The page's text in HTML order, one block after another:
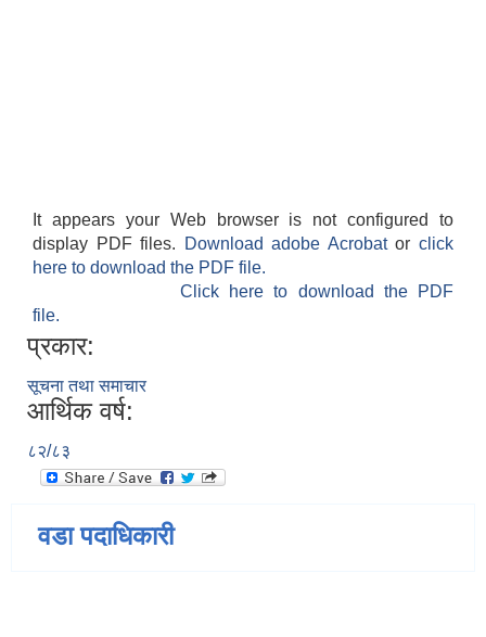
It appears your Web browser is not configured to
display PDF files.
Download adobe Acrobatorclick
here to download the PDF file.
Click here to download the PDF
file.
प्रकार:
सूचना तथा समाचार
आर्थिक वर्ष:
८२/८३
वडा पदाधिकारी